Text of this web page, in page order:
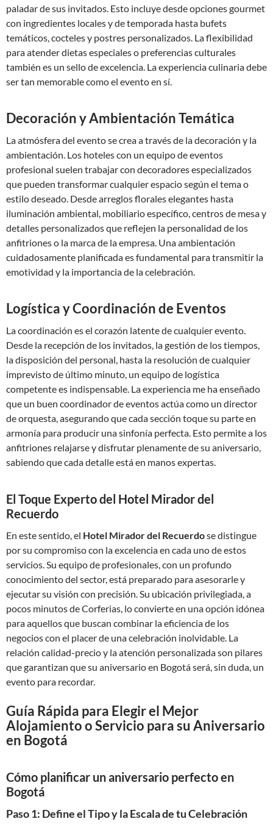
paladar de sus invitados. Esto incluye desde opciones gourmet
con ingredientes locales y de temporada hasta bufets
temáticos, cocteles y postres personalizados. La flexibilidad
para atender dietas especiales o preferencias culturales
también es un sello de excelencia. La experiencia culinaria debe
ser tan memorable como el evento en sí.
Decoración y Ambientación Temática
La atmósfera del evento se crea a través de la decoración y la
ambientación. Los hoteles con un equipo de eventos
profesional suelen trabajar con decoradores especializados
que pueden transformar cualquier espacio según el tema o
estilo deseado. Desde arreglos florales elegantes hasta
iluminación ambiental, mobiliario específico, centros de mesa y
detalles personalizados que reflejen la personalidad de los
anfitriones o la marca de la empresa. Una ambientación
cuidadosamente planificada es fundamental para transmitir la
emotividad y la importancia de la celebración.
Logística y Coordinación de Eventos
La coordinación es el corazón latente de cualquier evento.
Desde la recepción de los invitados, la gestión de los tiempos,
la disposición del personal, hasta la resolución de cualquier
imprevisto de último minuto, un equipo de logística
competente es indispensable. La experiencia me ha enseñado
que un buen coordinador de eventos actúa como un director
de orquesta, asegurando que cada sección toque su parte en
armonía para producir una sinfonía perfecta. Esto permite a los
anfitriones relajarse y disfrutar plenamente de su aniversario,
sabiendo que cada detalle está en manos expertas.
El Toque Experto del Hotel Mirador del
Recuerdo
En este sentido, el Hotel Mirador del Recuerdose distingue
por su compromiso con la excelencia en cada uno de estos
servicios. Su equipo de profesionales, con un profundo
conocimiento del sector, está preparado para asesorarle y
ejecutar su visión con precisión. Su ubicación privilegiada, a
pocos minutos de Corferias, lo convierte en una opción idónea
para aquellos que buscan combinar la eficiencia de los
negocios con el placer de una celebración inolvidable. La
relación calidad-precio y la atención personalizada son pilares
que garantizan que su aniversario en Bogotá será, sin duda, un
evento para recordar.
Guía Rápida para Elegir el Mejor
Alojamiento o Servicio para su Aniversario
en Bogotá
Cómo planificar un aniversario perfecto en
Bogotá
Paso 1: Define el Tipo y la Escala de tu Celebración